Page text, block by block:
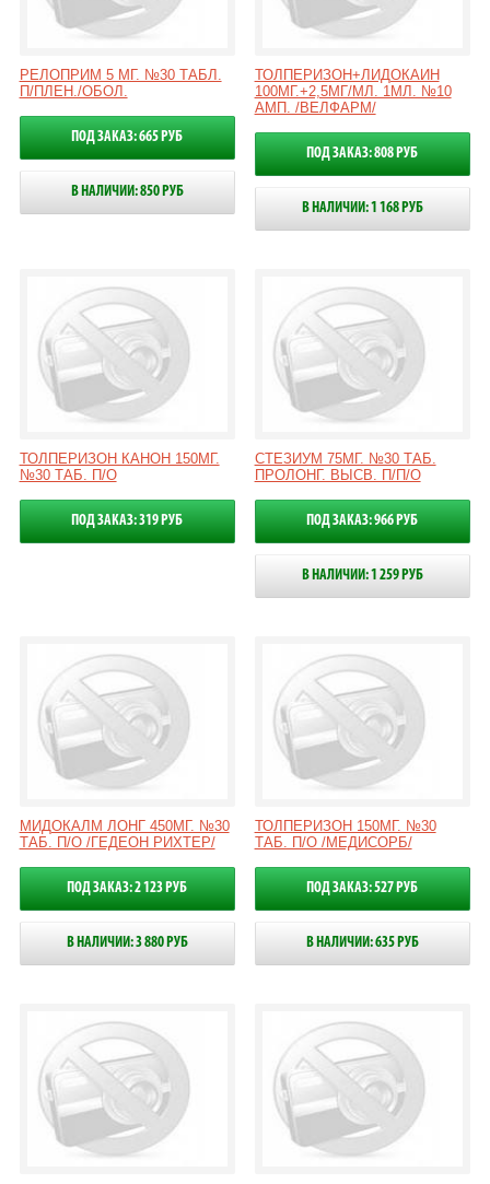
РЕЛОПРИМ 5 МГ. №30 ТАБЛ.
П/ПЛЕН./ОБОЛ.
ПОД ЗАКАЗ: 665 РУБ
В НАЛИЧИИ: 850 РУБ
ТОЛПЕРИЗОН+ЛИДОКАИН
100МГ.+2,5МГ/МЛ. 1МЛ. №10
АМП. /ВЕЛФАРМ/
ПОД ЗАКАЗ: 808 РУБ
В НАЛИЧИИ: 1 168 РУБ
ТОЛПЕРИЗОН КАНОН 150МГ.
№30 ТАБ. П/О
ПОД ЗАКАЗ: 319 РУБ
СТЕЗИУМ 75МГ. №30 ТАБ.
ПРОЛОНГ. ВЫСВ. П/П/О
ПОД ЗАКАЗ: 966 РУБ
В НАЛИЧИИ: 1 259 РУБ
МИДОКАЛМ ЛОНГ 450МГ. №30
ТАБ. П/О /ГЕДЕОН РИХТЕР/
ПОД ЗАКАЗ: 2 123 РУБ
В НАЛИЧИИ: 3 880 РУБ
ТОЛПЕРИЗОН 150МГ. №30
ТАБ. П/О /МЕДИСОРБ/
ПОД ЗАКАЗ: 527 РУБ
В НАЛИЧИИ: 635 РУБ